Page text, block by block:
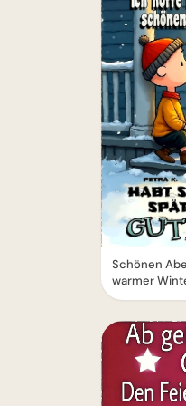
Schönen
warmer